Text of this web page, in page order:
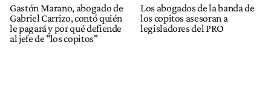
Gastón Marano, abogado de
Gabriel Carrizo, contó quién
le pagará y por qué defiende
al jefe de "los copitos"
Los abogados de la banda de
los copitos asesoran a
legisladores del PRO